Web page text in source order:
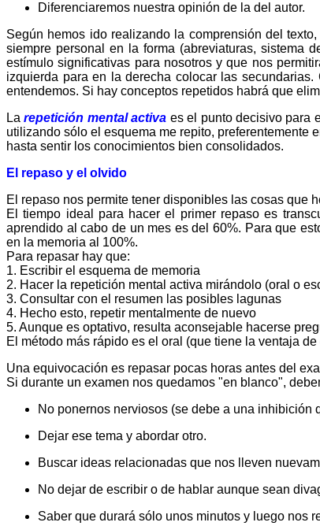
Diferenciaremos nuestra opinión de la del autor.
Según hemos ido realizando la comprensión del
siempre personal en la forma (abreviaturas, sistema
estímulo significativas para nosotros y que nos
izquierda para en la derecha colocar las
entendemos. Si hay conceptos repetidos habrá que
Larepetición mental activa es el punto decisivo para
utilizando sólo el esquema me repito, preferentemente
hasta sentir los conocimientos bien consolidados.
El repaso y el olvido
El repaso nos permite tener disponibles las cosas que
El tiempo ideal para hacer el primer repaso es
aprendido al cabo de un mes es del 60%. Para que
en la memoria al 100%.
Para repasar hay que:
1. Escribir el esquema de memoria
2. Hacer la repetición mental activa mirándolo (oral o
3. Consultar con el resumen las posibles lagunas
4. Hecho esto, repetir mentalmente de nuevo
5. Aunque es optativo, resulta aconsejable hacerse
El método más rápido es el oral (que tiene la ventaja
Una equivocación es repasar pocas horas antes del
Si durante un examen nos quedamos "en blanco",
No ponernos nerviosos (se debe a una inhibición
Dejar ese tema y abordar otro.
Buscar ideas relacionadas que nos lleven
No dejar de escribir o de hablar aunque sean
Saber que durará sólo unos minutos y luego nos